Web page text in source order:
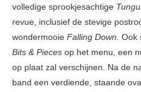
volledige sprookjesachtige
revue, inclusief de stevige
wondermooie Falling Down. Ook
Bits & Pieces op het menu, een
op plaat zal verschijnen. Na de
band een verdiende, staande